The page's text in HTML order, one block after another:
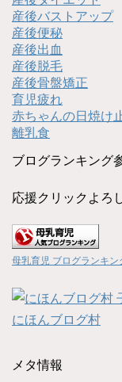
産後バストアップ
産後便秘
産後出血
産後脱毛
産後骨盤矯正
育児疲れ
赤ちゃんの日焼け
離乳食
ブログランキング
応援クリックよろ
母乳育児 ブログランキン
にほんブログ村
メタ情報